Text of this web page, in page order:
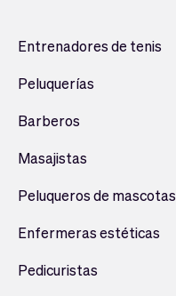
Entrenadores de tenis
Peluquerías
Barberos
Masajistas
Peluqueros de mascotas
Enfermeras estéticas
Pedicuristas